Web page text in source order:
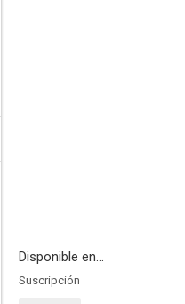
Disponible en...
Suscripción